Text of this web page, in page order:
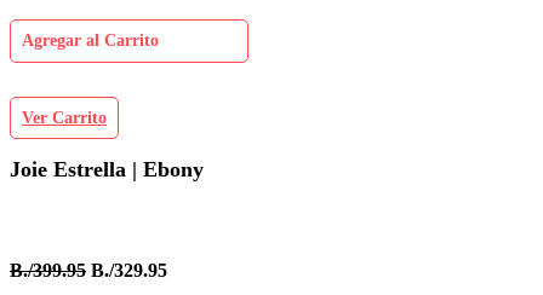
Agregar al Carrito
Ver Carrito
Joie Estrella | Ebony
B./399.95 B./329.95